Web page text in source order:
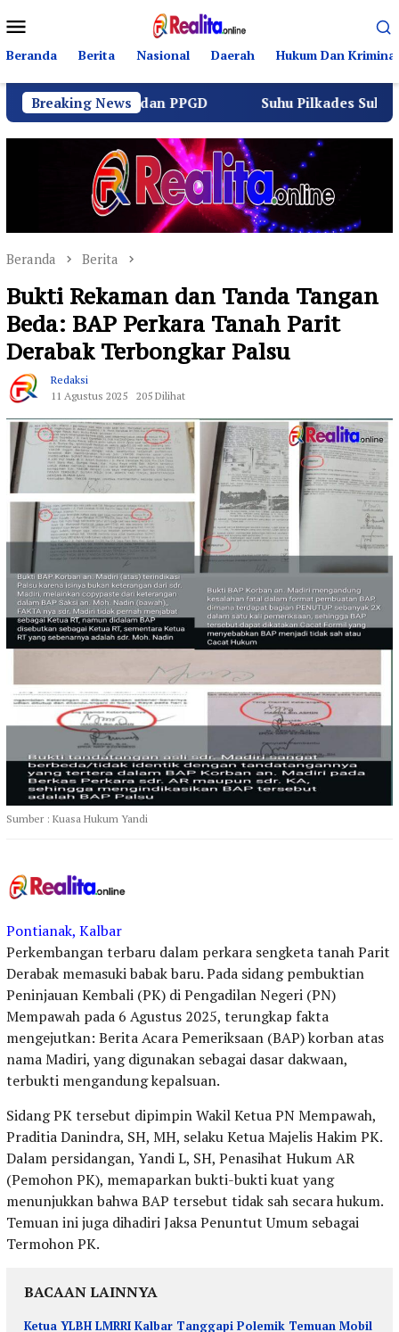
ke
kontenMobile
Beranda Berita Nasional Daerah Hukum Dan Kriminal
Breaking News
dan PPGD Suhu Pilkades Sukamulya
Beranda Berita
Bukti Rekaman dan Tanda Tangan
Beda: BAP Perkara Tanah Parit
Derabak Terbongkar Palsu
Redaksi
11 Agustus 2025
205 Dilihat
Sumber : Kuasa Hukum Yandi
Pontianak, Kalbar
Perkembangan terbaru dalam perkara sengketa tanah Parit
Derabak memasuki babak baru. Pada sidang pembuktian
Peninjauan Kembali (PK) di Pengadilan Negeri (PN)
Mempawah pada 6 Agustus 2025, terungkap fakta
mengejutkan: Berita Acara Pemeriksaan (BAP) korban atas
nama Madiri, yang digunakan sebagai dasar dakwaan,
terbukti mengandung kepalsuan.
Sidang PK tersebut dipimpin Wakil Ketua PN Mempawah,
Praditia Danindra, SH, MH, selaku Ketua Majelis Hakim PK.
Dalam persidangan, Yandi L, SH, Penasihat Hukum AR
(Pemohon PK), memaparkan bukti-bukti kuat yang
menunjukkan bahwa BAP tersebut tidak sah secara hukum.
Temuan ini juga dihadiri Jaksa Penuntut Umum sebagai
Termohon PK.
BACAAN LAINNYA
Ketua YLBH LMRRI Kalbar Tanggapi Polemik Temuan Mobil